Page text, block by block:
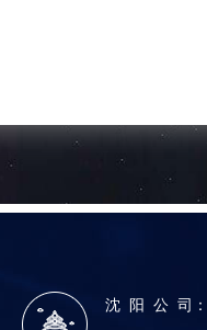
沈阳公司 ：